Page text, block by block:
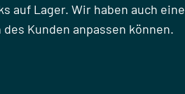
auf Lager. Wir haben auch eine
Kunden anpassen können.